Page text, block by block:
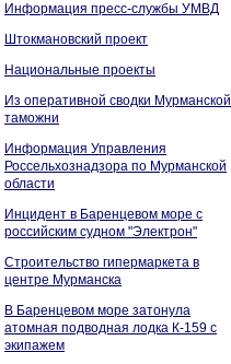
Информация пресс-службы УМВД
Штокмановский проект
Национальные проекты
Из оперативной сводки Мурманской
таможни
Информация Управления
Россельхознадзора по Мурманской
области
Инцидент в Баренцевом море с
российским судном "Электрон"
Строительство гипермаркета в
центре Мурманска
В Баренцевом море затонула
атомная подводная лодка К-159 с
экипажем